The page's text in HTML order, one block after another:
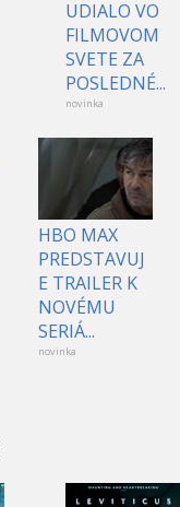
UDIALO VO
FILMOVOM
SVETE ZA
POSLEDNÉ...
novinka
HBO MAX
PREDSTAVUJ
E TRAILER K
NOVÉMU
SERIÁ...
novinka